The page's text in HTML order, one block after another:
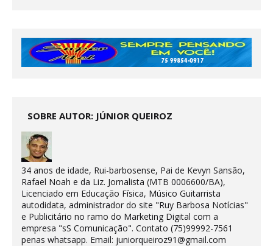
SOBRE AUTOR: JÚNIOR QUEIROZ
34 anos de idade, Rui-barbosense, Pai de Kevyn Sansão,
Rafael Noah e da Liz. Jornalista (MTB 0006600/BA),
Licenciado em Educação Física, Músico Guitarrista
autodidata, administrador do site "Ruy Barbosa Notícias"
e Publicitário no ramo do Marketing Digital com a
empresa "sS Comunicação". Contato (75)99992-7561
penas whatsapp. Email: juniorqueiroz91@gmail.com